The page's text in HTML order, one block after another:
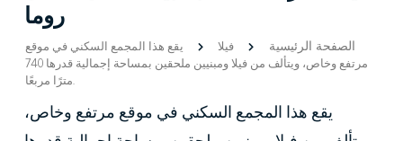
روما
الصفحة الرئيسية فيلا
يقع هذا المجمع السكني في موقع
مرتفع وخاص، ويتألف من فيلا ومبنيين ملحقين بمساحة إجمالية قدرها 740
مترًا مربعًا.
يقع هذا المجمع السكني في موقع مرتفع وخاص،